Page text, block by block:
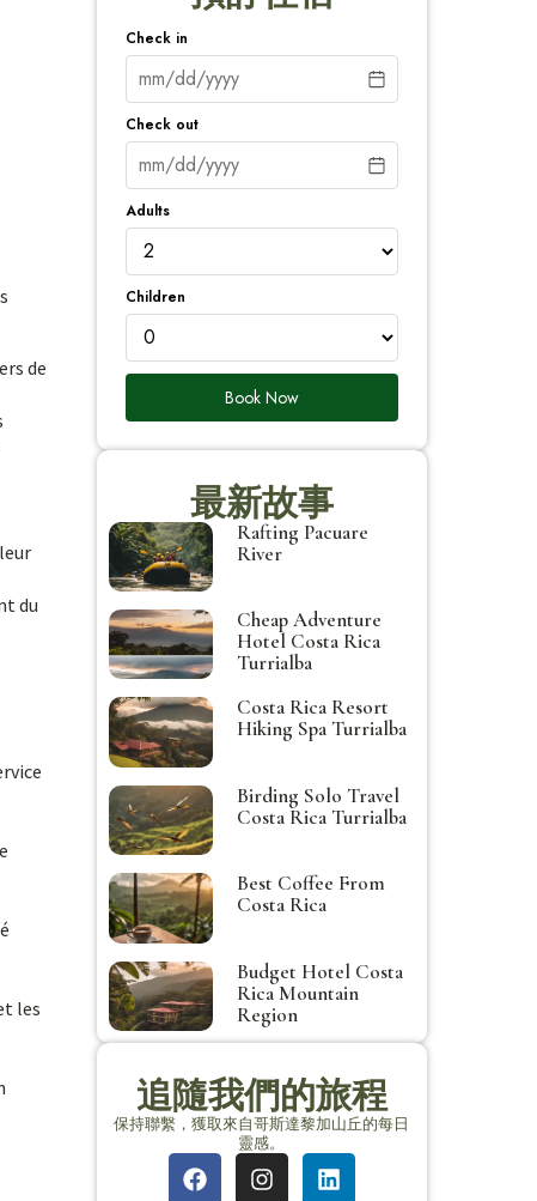
de
du
les
Check in
Check out
Adults
Children
Book Now
最新故事
Rafting Pacuare
River
Cheap Adventure
Hotel Costa Rica
Turrialba
Costa Rica Resort
Hiking Spa Turrialba
Birding Solo Travel
Costa Rica Turrialba
Best Coffee From
Costa Rica
Budget Hotel Costa
Rica Mountain
Region
追隨我們的旅程
保持聯繫，獲取來自哥斯達黎加山丘的每日
靈感。